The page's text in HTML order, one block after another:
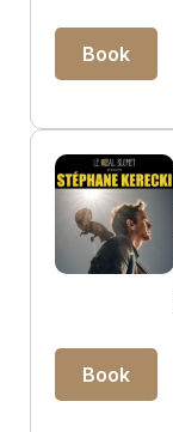
Book
Book